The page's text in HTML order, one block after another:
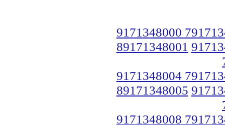
9171348000
89171348001
9171348004
89171348005
9171348008